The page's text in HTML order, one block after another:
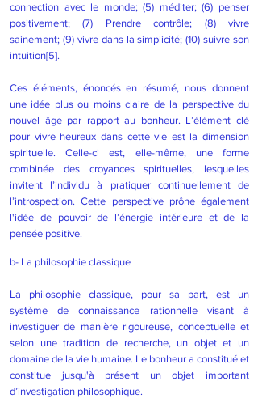
connection avec le monde; (5) méditer; (6) penser
positivement; (7) Prendre contrôle; (8) vivre
sainement; (9) vivre dans la simplicité; (10) suivre son
intuition[5].
Ces éléments, énoncés en résumé, nous donnent
une idée plus ou moins claire de la perspective du
nouvel âge par rapport au bonheur. L’élément clé
pour vivre heureux dans cette vie est la dimension
spirituelle. Celle-ci est, elle-même, une forme
combinée des croyances spirituelles, lesquelles
invitent l’individu à pratiquer continuellement de
l’introspection. Cette perspective prône également
l'idée de pouvoir de l’énergie intérieure et de la
pensée positive.
b- La philosophie classique
La philosophie classique, pour sa part, est un
système de connaissance rationnelle visant à
investiguer de manière rigoureuse, conceptuelle et
selon une tradition de recherche, un objet et un
domaine de la vie humaine. Le bonheur a constitué et
constitue jusqu'à présent un objet important
d’investigation philosophique.